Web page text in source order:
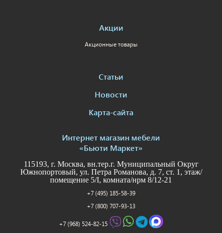
Акции
Акционные товары
Статьи
Новости
Карта-сайта
Интернет магазин мебели
«Бьюти Маркет»
115193, г. Москва, вн.тер.г. Муниципальный Округ
Южнопортовый, ул. Петра Романова, д. 7, ст. 1, этаж/
помещение 5/I, комната/нрм 8/12-21
+7 (495) 185-58-39
+7 (800) 707-93-13
+7 (968) 524-82-15